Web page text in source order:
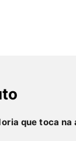
que toca na